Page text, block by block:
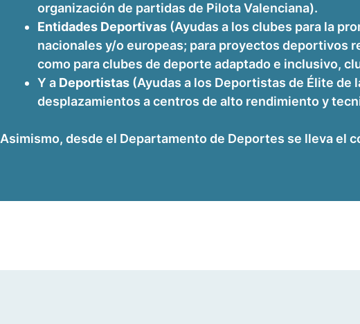
organización de partidas de Pilota Valenciana).
Entidades Deportivas (Ayudas a los clubes para la
nacionales y/o europeas; para proyectos deportivos
como para clubes de deporte adaptado e inclusivo,
Y a Deportistas (Ayudas a los Deportistas de Élite
desplazamientos a centros de alto rendimiento y
Asimismo, desde el Departamento de Deportes se lleva el